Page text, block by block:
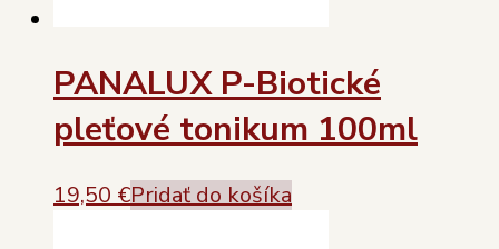
PANALUX P-Biotické
pleťové tonikum 100ml
19,50 €Pridať do košíka